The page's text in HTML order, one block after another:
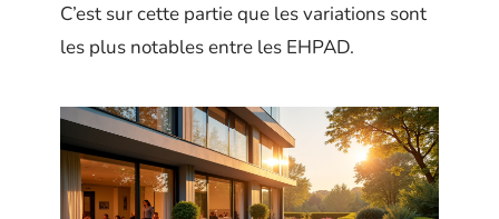
C’est sur cette partie que les variations sont
les plus notables entre les EHPAD.